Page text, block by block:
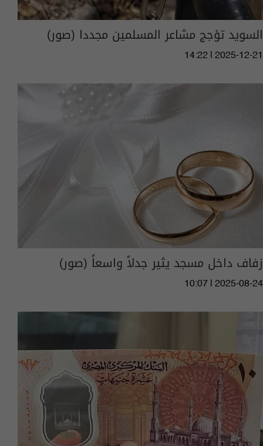
السويد تؤجج مشاعر المسلمين مجددا (صور)
14:22 | 2025-12-21
زفاف داخل مسجد يثير جدلاً واسعاً (صور)
10:07 | 2025-08-24